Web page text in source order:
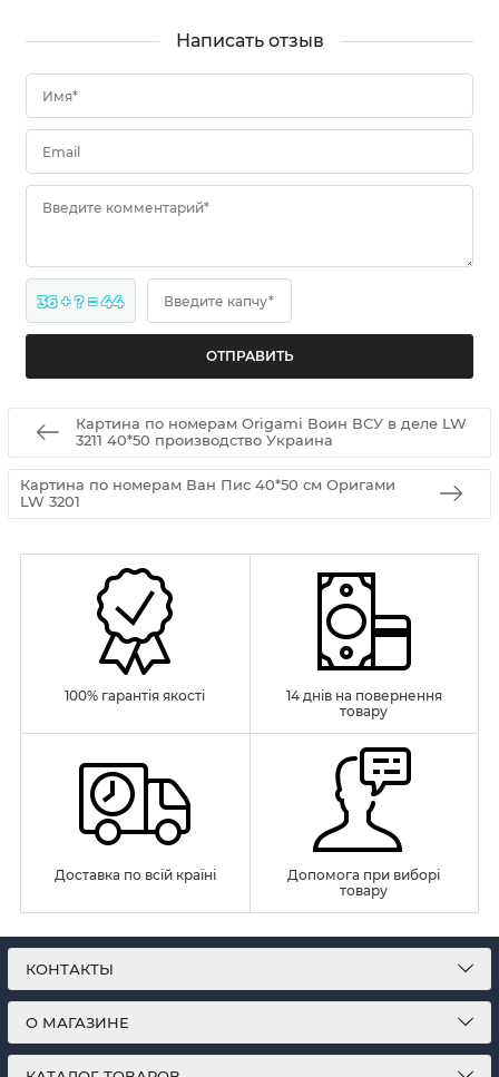
Написать отзыв
Имя*
Email
Введите комментарий*
36 + ? = 44 Введите капчу*
Картина по номерам Origamі Воин ВСУ в деле LW
3211 40*50 производство Украина
Картина по номерам Ван Пис 40*50 см Оригами
LW 3201
100% гарантія якості
14 днів на повернення
товару
Доставка по всій країні
Допомога при виборі
товару
КОНТАКТЫ
О МАГАЗИНЕ